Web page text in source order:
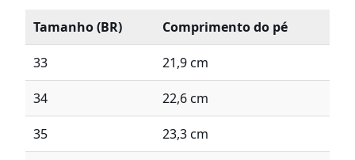
Tamanho (BR) Comprimento do pé
33 21,9 cm
34 22,6 cm
35 23,3 cm